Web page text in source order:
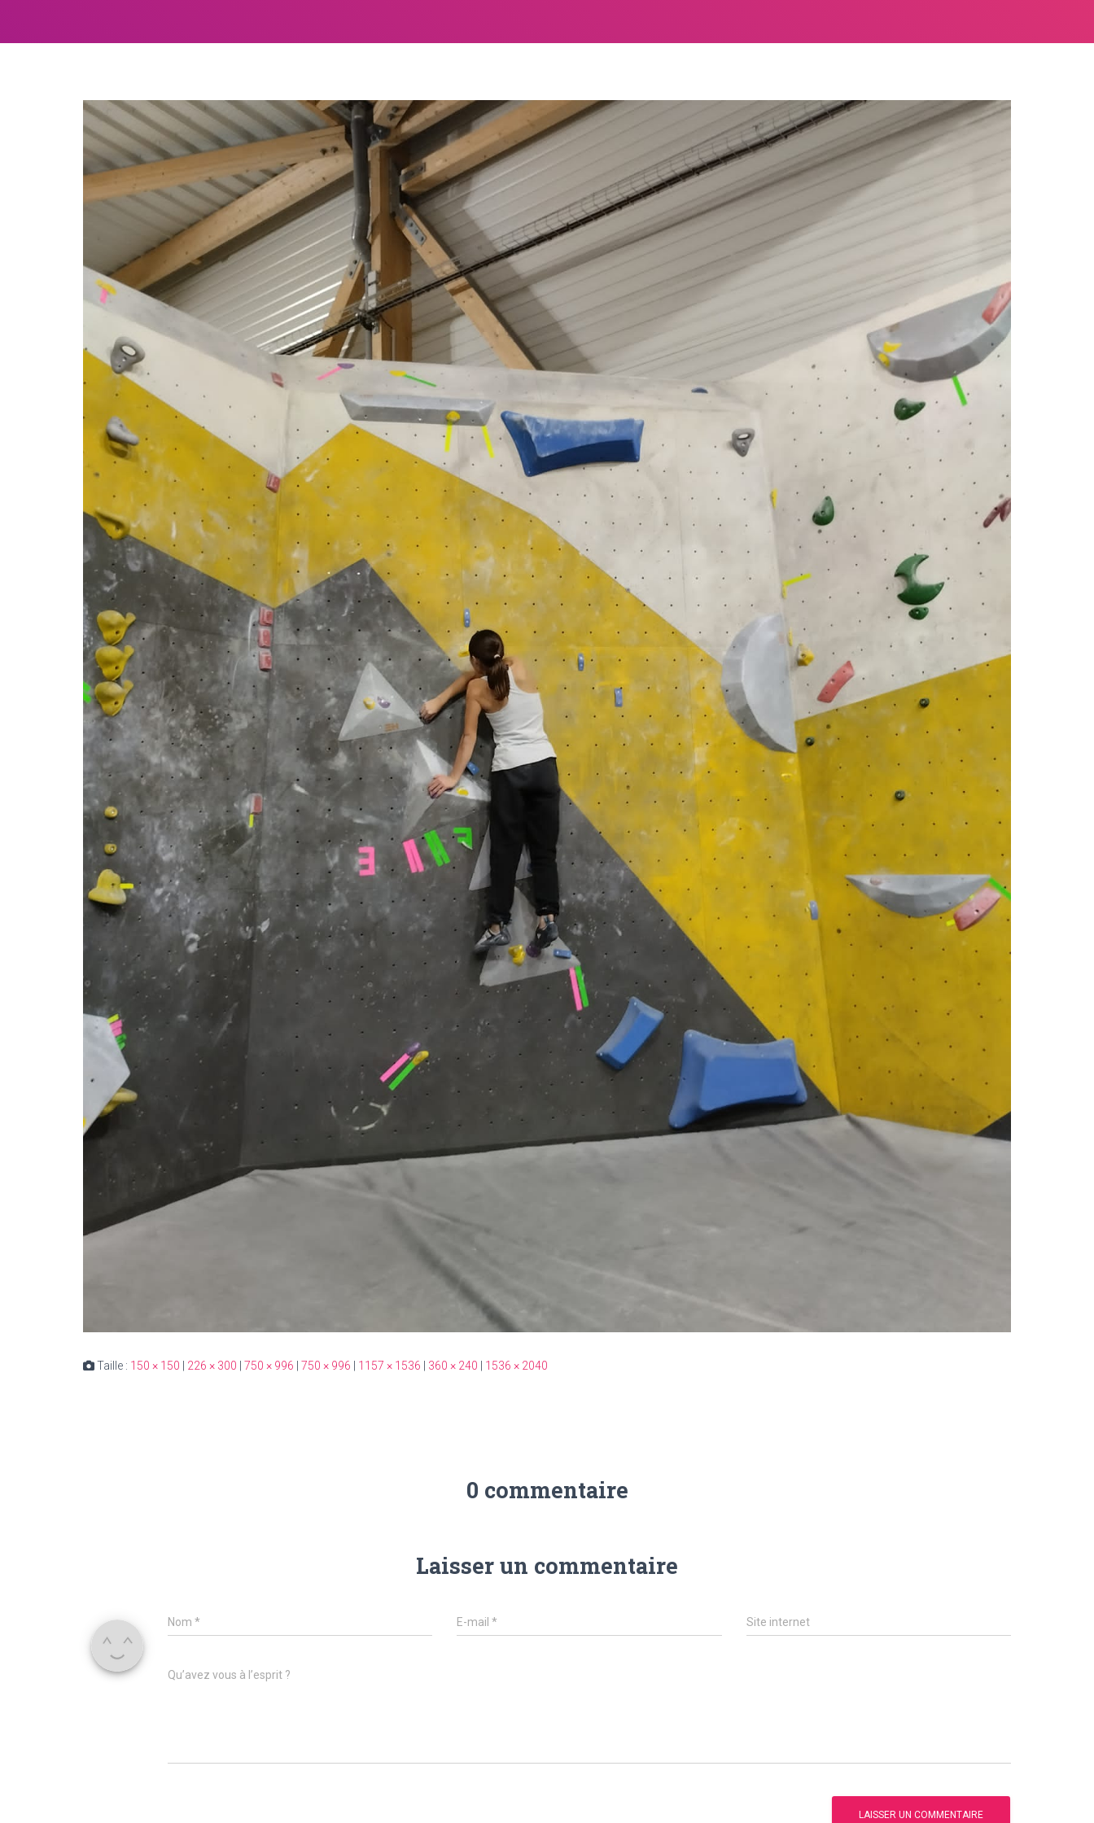
Taille : 150 × 150 226 × 300 750 × 996 750 × 996 1157 × 1536 360 × 240 1536 × 2040
0 commentaire
Laisser un commentaire
Nom * E-mail* Site internet
Qu’avez vous à l’esprit ?